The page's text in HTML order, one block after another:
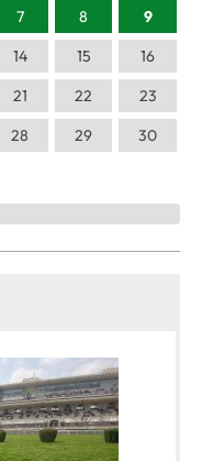
7 8
9
14 15
16
21 22
23
28 29
30